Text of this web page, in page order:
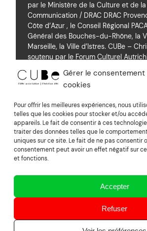
Gérer le consentement
cookies
Pour offrir les meilleures expériences, nous
telles que les cookies pour stocker et/ou
appareils. Le fait de consentir à ces
traiter des données telles que le
uniques sur ce site. Le fait de ne pas consentir
consentement peut avoir un effet négatif sur
et fonctions.
Accepter
Refuser
par le Ministère de la Culture et de la
Communication / DRAC DRAC
Côte d’Azur , le Conseil Régional
Général des Bouches-du-Rhône, la
Marseille, la Ville d’Istres. CUBe –
soutenu par le Forum Culturel
Soutiens
Mentions Légales
CUBe association | Christian UBL